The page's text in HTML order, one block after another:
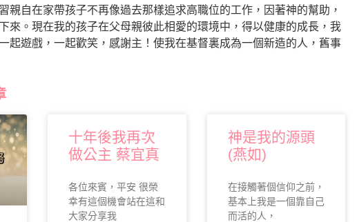
親自在家帶孩子不再像過去那樣追求高職位的工作，因著神的幫助，
來。現在我的孩子在父母親彼此相愛的環境中，得以健康的成長，我
起遊戲，一起歡笑，感謝主！使我在基督裏成為一個新造的人，舊事
十年後我再次
做公主 蔡宜真
各位來賓，平安 很榮
幸有這個機會站在這和
大家分享我
神是我的源頭
(燕如)
在接觸著個信仰之前，
基本上我是一個靠自己
而活的人，